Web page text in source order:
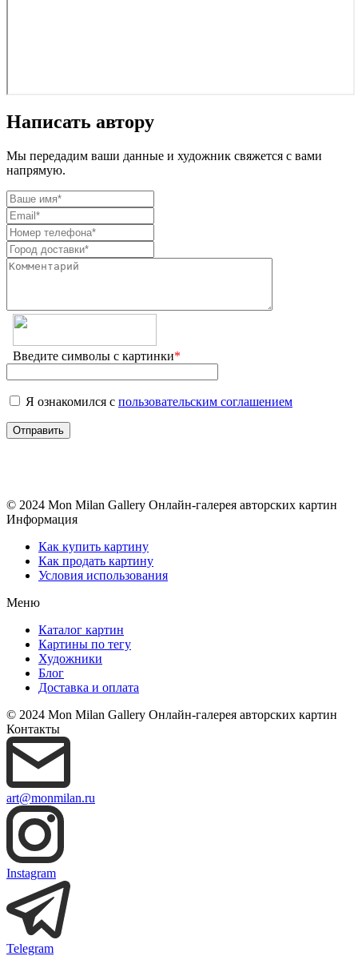
Написать автору
Мы передадим ваши данные и художник свяжется с вами
напрямую.
Введите символы с картинки*
Я ознакомился с пользовательским соглашением
© 2024 Mon Milan Gallery Онлайн-галерея авторских картин
Информация
Как купить картину
Как продать картину
Условия использования
Меню
Каталог картин
Картины по тегу
Художники
Блог
Доставка и оплата
© 2024 Mon Milan Gallery Онлайн-галерея авторских картин
Контакты
art@monmilan.ru
Instagram
Telegram